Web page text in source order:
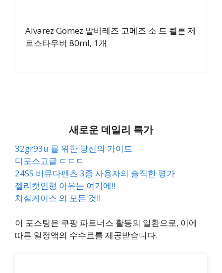
Alvarez Gomez 알바레즈 고메즈 소 드 쾰른 제
르스타우버 80ml, 1개
새로운 데일리 특가
32gr93u 를 위한 당신의 가이드
디포스고글 ㄷㄷㄷ
24SS 버뮤다팬츠 3종 사용자의 솔직한 평가
젤리캣인형 이유는 여기에!!
치실케이스 의 모든 것!!
이 포스팅은 쿠팡 파트너스 활동의 일환으로, 이에
따른 일정액의 수수료를 제공받습니다.